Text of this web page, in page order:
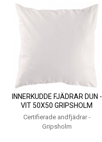
INNERKUDDE FJÄDRAR DUN -
VIT 50X50 GRIPSHOLM
Certifierade andfjädrar -
Gripsholm